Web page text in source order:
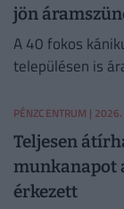
jön
A 40 fokos
településen is
PÉNZCENTRUM |
Teljesen
munkanapot
érkezett